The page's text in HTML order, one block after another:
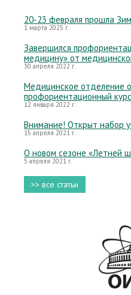
20-23 февраля прошла
1 марта 2025 г.
Завершился
медицину» от
30 апреля 2022 г.
Медицинское отделение
профориентационный
12 января 2022 г.
Внимание! Открыт набор
15 апреля 2021 г.
О новом сезоне «Летней
5 апреля 2021 г.
>> все статьи